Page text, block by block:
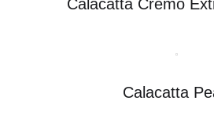
Calacatta Cremo
Calacatta